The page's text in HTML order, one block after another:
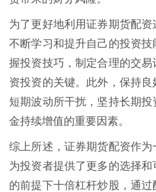
为了更好地利用证券期货配
不断学习和提升自己的投资
握投资技巧，制定合理的交
资投资的关键。此外，保持
短期波动所干扰，坚持长期
金持续增值的重要因素。
综上所述，证券期货配资作为
为投资者提供了更多的选择
的前提下十倍杠杆炒股，通